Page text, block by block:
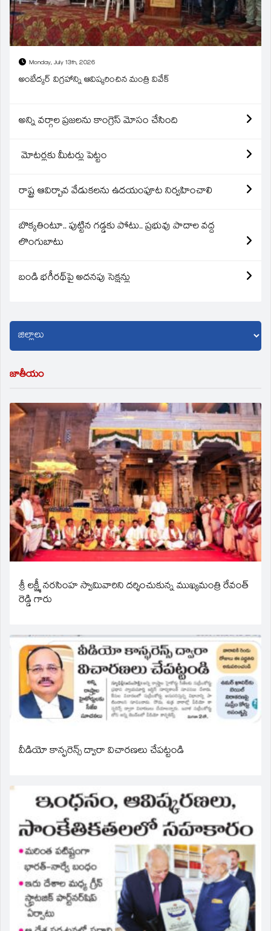
Monday, July 13th, 2026
అంబేద్కర్ విగ్రహాన్ని ఆవిష్కరించిన మంత్రి వివేక్
అన్ని వర్గాల ప్రజలను కాంగ్రెస్ మోసం చేసింది
మోటర్లకు మీటర్లు పెట్టం
రాష్ట్ర ఆవిర్బావ వేడుకలను ఉదయంపూట నిర్వహించాలి
బొక్కతింటూ.. పుట్టిన గడ్డకు పోటు.. ప్రభువు పాదాల వద్ద
లొంగుబాటు
బండి భగీరథ్‌పై అదనపు సెక్షన్లు
జాతీయం
శ్రీ లక్ష్మీ నరసింహ స్వామివారిని దర్శించుకున్న ముఖ్యమంత్రి రేవంత్
రెడ్డి గారు
వీడియో కాన్ఫరెన్స్ ద్వారా విచారణలు చేపట్టండి